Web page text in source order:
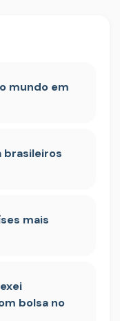
mundo em
brasileiros
mais
bolsa no